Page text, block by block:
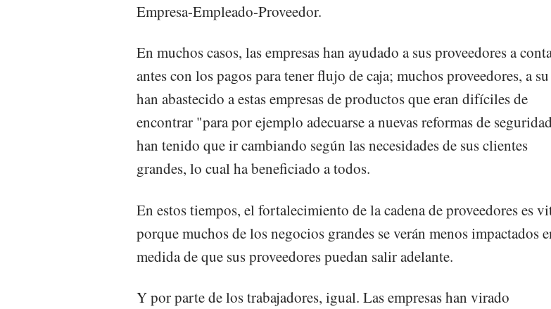
Empresa-Empleado-Proveedor.
En muchos casos, las empresas han ayudado a sus proveedores a
antes con los pagos para tener flujo de caja; muchos proveedores, a
han abastecido a estas empresas de productos que eran difíciles de
encontrar "para por ejemplo adecuarse a nuevas reformas de
han tenido que ir cambiando según las necesidades de sus clientes
grandes, lo cual ha beneficiado a todos.
En estos tiempos, el fortalecimiento de la cadena de proveedores es
porque muchos de los negocios grandes se verán menos impactados
medida de que sus proveedores puedan salir adelante.
Y por parte de los trabajadores, igual. Las empresas han virado